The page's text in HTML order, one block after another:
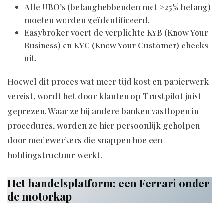
Alle UBO’s (belanghebbenden met >25% belang)
moeten worden geïdentificeerd.
Easybroker voert de verplichte KYB (Know Your
Business) en KYC (Know Your Customer) checks
uit.
Hoewel dit proces wat meer tijd kost en papierwerk
vereist, wordt het door klanten op Trustpilot juist
geprezen. Waar ze bij andere banken vastlopen in
procedures, worden ze hier persoonlijk geholpen
door medewerkers die snappen hoe een
holdingstructuur werkt.
Het handelsplatform: een Ferrari onder
de motorkap